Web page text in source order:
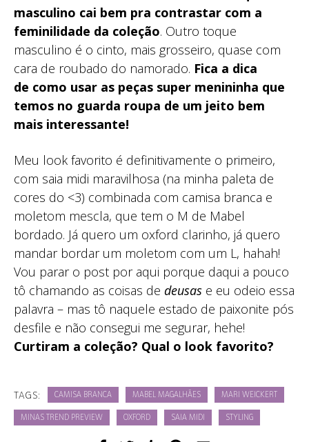
masculino cai bem pra contrastar com a
feminilidade da coleção. Outro toque
masculino é o cinto, mais grosseiro, quase com
cara de roubado do namorado. Fica a dica
de como usar as peças super menininha que
temos no guarda roupa de um jeito bem
mais interessante!
Meu look favorito é definitivamente o primeiro,
com saia midi maravilhosa (na minha paleta de
cores do <3) combinada com camisa branca e
moletom mescla, que tem o M de Mabel
bordado. Já quero um oxford clarinho, já quero
mandar bordar um moletom com um L, hahah!
Vou parar o post por aqui porque daqui a pouco
tô chamando as coisas de deusas e eu odeio essa
palavra – mas tô naquele estado de paixonite pós
desfile e não consegui me segurar, hehe!
Curtiram a coleção? Qual o look favorito?
TAGS: CAMISA BRANCA MABEL MAGALHÃES MARI WEICKERT
MINAS TREND PREVIEW OXFORD SAIA MIDI STYLING